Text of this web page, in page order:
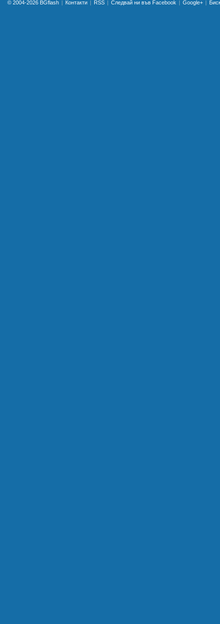
© 2004-2026 BGflash Контакти RSS Следвай ни във Facebook Google+